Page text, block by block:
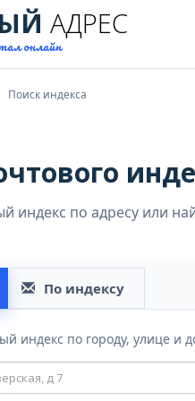
АДРЕС
онлайн
Поиск индекса
индекс по адресу или
По индексу
индекс по городу, улице и